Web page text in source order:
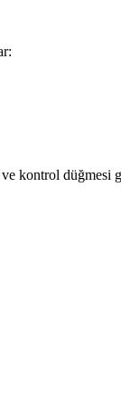
kontrol